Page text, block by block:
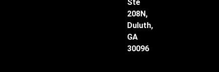
Ste
208N,
Duluth,
GA
30096